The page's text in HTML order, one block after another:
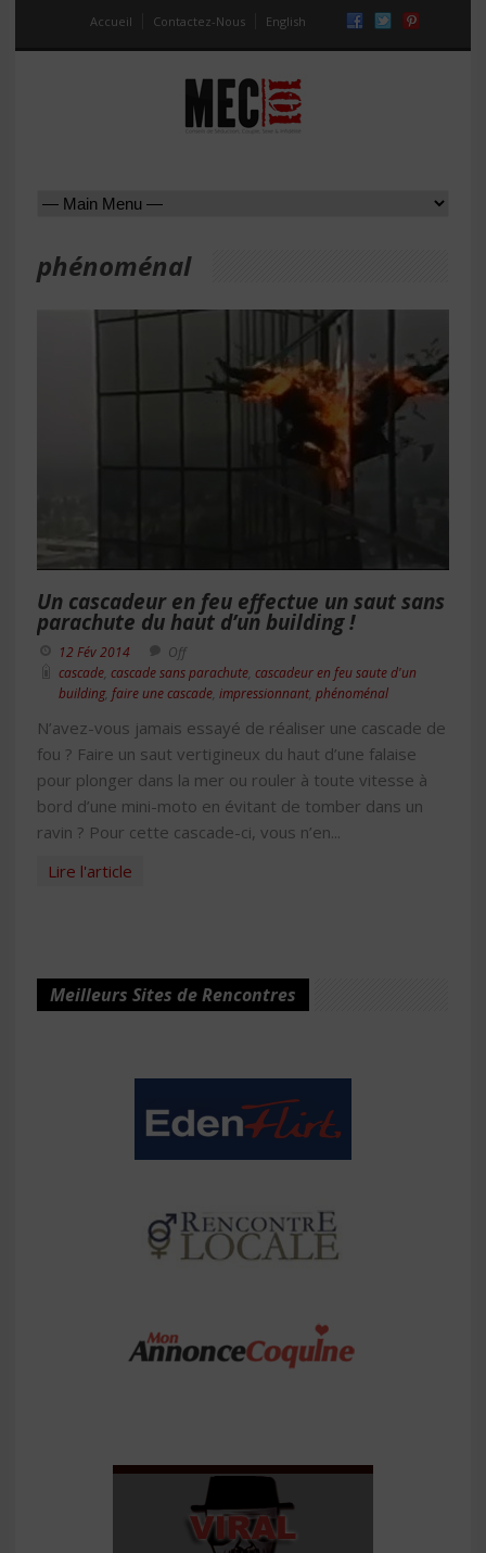
Accueil Contactez-Nous English
phénoménal
Un cascadeur en feu effectue un saut sans
parachute du haut d’un building !
12 Fév 2014
Off
cascade cascade sans parachute cascadeur en feu saute d'un
building, faire une cascade impressionnant phénoménal
N’avez-vous jamais essayé de réaliser une cascade de
fou ? Faire un saut vertigineux du haut d’une falaise
pour plonger dans la mer ou rouler à toute vitesse à
bord d’une mini-moto en évitant de tomber dans un
ravin ? Pour cette cascade-ci, vous n’en...
Lire l'article
Meilleurs Sites de Rencontres